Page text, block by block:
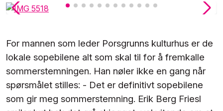
For mannen som leder Porsgrunns kulturhus er de
lokale sopebilene alt som skal til for å fremkalle
sommerstemningen. Han nøler ikke en gang når
spørsmålet stilles: - Det er definitivt sopebilene
som gir meg sommerstemning. Erik Berg Friesl